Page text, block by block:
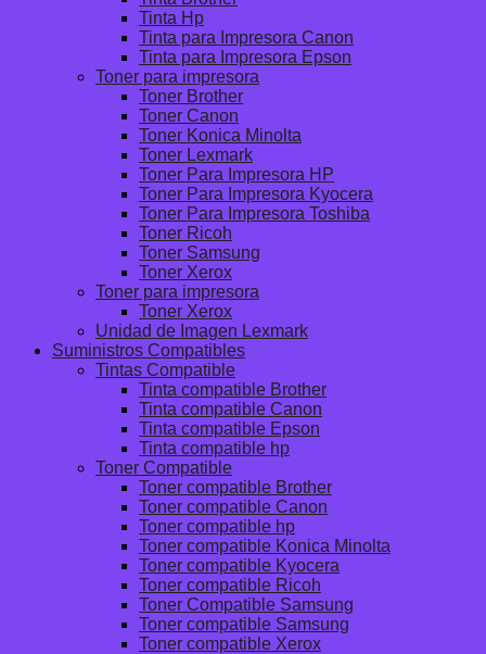
Tinta Hp
Tinta para Impresora Canon
Tinta para Impresora Epson
Toner para impresora
Toner Brother
Toner Canon
Toner Konica Minolta
Toner Lexmark
Toner Para Impresora HP
Toner Para Impresora Kyocera
Toner Para Impresora Toshiba
Toner Ricoh
Toner Samsung
Toner Xerox
Toner para impresora
Toner Xerox
Unidad de Imagen Lexmark
Suministros Compatibles
Tintas Compatible
Tinta compatible Brother
Tinta compatible Canon
Tinta compatible Epson
Tinta compatible hp
Toner Compatible
Toner compatible Brother
Toner compatible Canon
Toner compatible hp
Toner compatible Konica Minolta
Toner compatible Kyocera
Toner compatible Ricoh
Toner Compatible Samsung
Toner compatible Samsung
Toner compatible Xerox